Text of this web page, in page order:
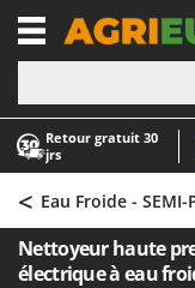
Retour gratuit 30
jrs
-1
A
Abris de jardin
Accessoires
Aérateurs
Arracheuses
A
AgriEuro
AgriEuro TOP-
AGT
< Eau Froide - SEMI-
Nettoyeur haute
électrique à eau